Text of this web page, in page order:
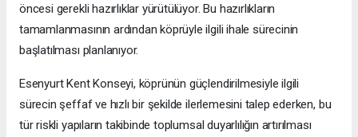
öncesi gerekli hazırlıklar yürütülüyor. Bu hazırlıkların
tamamlanmasının ardından köprüyle ilgili ihale sürecinin
başlatılması planlanıyor.
Esenyurt Kent Konseyi, köprünün güçlendirilmesiyle ilgili
sürecin şeffaf ve hızlı bir şekilde ilerlemesini talep ederken, bu
tür riskli yapıların takibinde toplumsal duyarlılığın artırılması